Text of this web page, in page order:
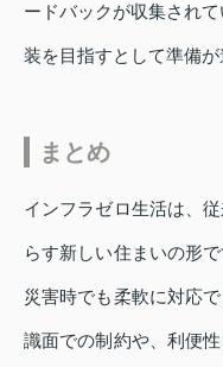
ードバックが収集され
装を目指すとして準備が
まとめ
インフラゼロ生活は、
らす新しい住まいの形
災害時でも柔軟に対応
識面での制約や、利便